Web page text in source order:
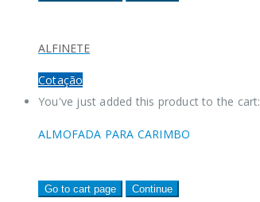
ALFINETE
Cotação
You've just added this product to the cart:
ALMOFADA PARA CARIMBO
Go to cart page Continue